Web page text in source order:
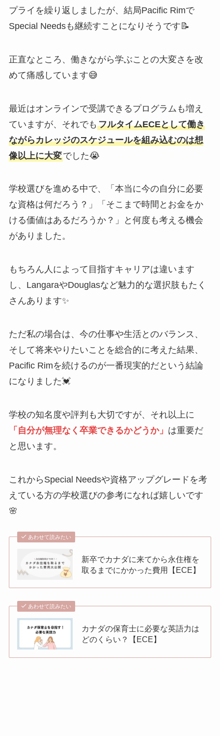
プライを繰り返しましたが、結局Pacific Rimで
Special Needsも継続すことになりそうです📝
正直なところ、働きながら学ぶことの大変さを改
めて痛感しています😅
最近はオンラインで受講できるプログラムも増え
ていますが、それでも フルタイムECEとして働き
ながらカレッジのスケジュールを組み込むのは想
像以上に大変でした😭
学校選びを進める中で、「本当に今の自分に必要
な資格は何だろう？」「そこまで時間とお金をか
ける価値はあるだろうか？」と何度も考える機会
がありました。
もちろん人によって目指すキャリアは違います
し、LangaraやDouglasなど魅力的な選択肢もたく
さんあります✨
ただ私の場合は、今の仕事や生活とのバランス、
そして将来やりたいことを総合的に考えた結果、
Pacific Rimを続けるのが一番現実的だという結論
になりました💓
学校の知名度や評判も大切ですが、それ以上に
「自分が無理なく卒業できるかどうか」 は重要だ
と思います。
これからSpecial Needsや資格アップグレードを考
えている方の学校選びの参考になれば嬉しいです
🌸
あわせて読みたい
新卒でカナダに来てから永住権を
取るまでにかかった費用【ECE】
あわせて読みたい
カナダの保育士に必要な英語力は
どのくらい？【ECE】